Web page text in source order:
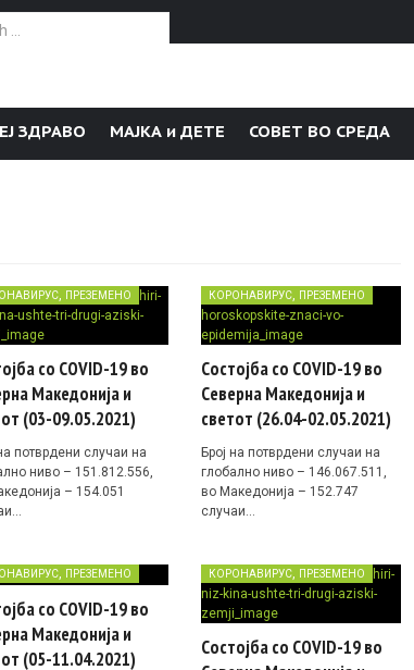
ЗДРАВО МАЈКА и ДЕТЕ СОВЕТ ВО СРЕДА
, ПРЕЗЕМЕНО
со COVID-19 во
Македонија и
(03-09.05.2021)
потврдени случаи на
ниво – 151.812.556,
– 154.051
КОРОНАВИРУС, ПРЕЗЕМЕНО
Состојба со COVID-19 во
Северна Македонија и
светот (26.04-02.05.2021)
Број на потврдени случаи на
глобално ниво – 146.067.511,
во Македонија – 152.747
случаи…
, ПРЕЗЕМЕНО
со COVID-19 во
Македонија и
(05-11.04.2021)
КОРОНАВИРУС, ПРЕЗЕМЕНО
Состојба со COVID-19 во